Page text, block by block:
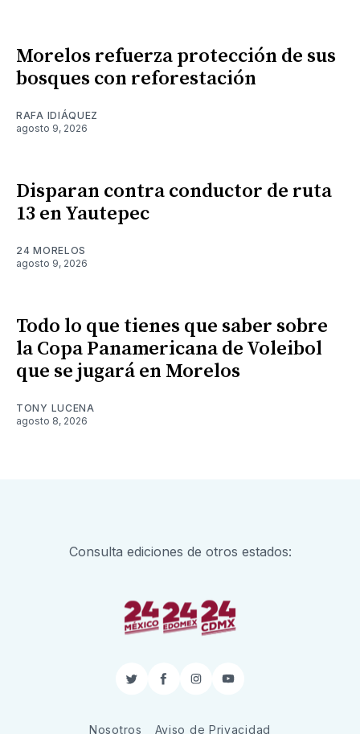
Morelos refuerza protección de sus
bosques con reforestación
RAFA IDIÁQUEZ
agosto 9, 2026
Disparan contra conductor de ruta
13 en Yautepec
24 MORELOS
agosto 9, 2026
Todo lo que tienes que saber sobre
la Copa Panamericana de Voleibol
que se jugará en Morelos
TONY LUCENA
agosto 8, 2026
Consulta ediciones de otros estados:
TwitterFacebook
InstagramYouTube
Nosotros Aviso de Privacidad